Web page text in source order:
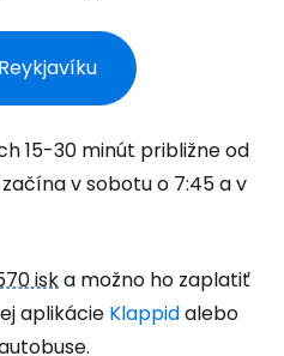
15-30 minút približne od
začína v sobotu o 7:45 a v
iska možno ho zaplatiť
aplikácie Klappidalebo